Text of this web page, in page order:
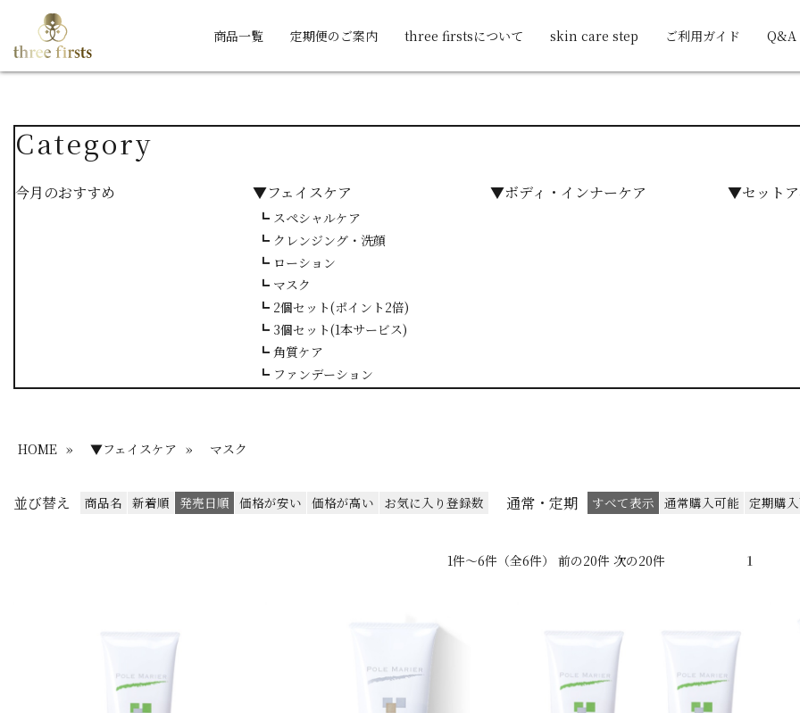
商品一覧 定期便のご案内 three firstsについて skin care step ご利用ガイド Q&A
Category
今月のおすすめ ▼フェイスケア
┗ スペシャルケア
┗ クレンジング・洗顔
┗ ローション
┗ マスク
┗ 2個セット(ポイント2倍)
┗ 3個セット(1本サービス)
┗ 角質ケア
┗ ファンデーション
▼ボディ・インナーケア ▼セットア
HOME » ▼フェイスケア » マスク
並び替え 商品名 新着順 発売日順 価格が安い 価格が高い お気に入り登録数 通常・定期 すべて表示 通常購入可能 定期購
1件～6件（全6件） 前の20件 次の20件 1